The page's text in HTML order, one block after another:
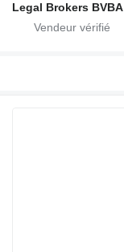
Legal Brokers BVBA